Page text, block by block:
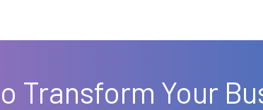
Transform Your